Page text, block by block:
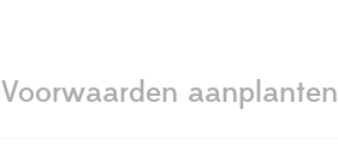
Voorwaarden aanplanten